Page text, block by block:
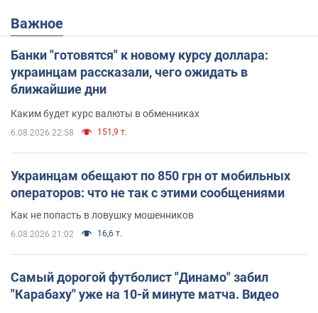
Важное
Банки "готовятся" к новому курсу доллара:
украинцам рассказали, чего ожидать в
ближайшие дни
Каким будет курс валюты в обменниках
6.08.2026 22:58 151,9 т.
Украинцам обещают по 850 грн от мобильных
операторов: что не так с этими сообщениями
Как не попасть в ловушку мошенников
6.08.2026 21:02 16,6 т.
Самый дорогой футболист "Динамо" забил
"Карабаху" уже на 10-й минуте матча. Видео